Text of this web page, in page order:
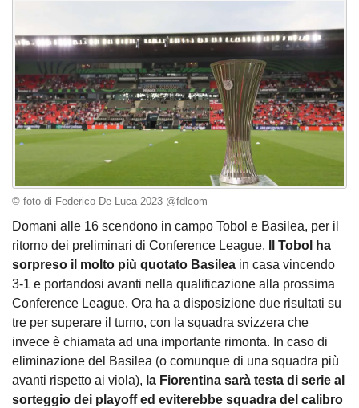
© foto di Federico De Luca 2023 @fdlcom
Domani alle 16 scendono in campo Tobol e Basilea, per il
ritorno dei preliminari di Conference League. Il Tobol ha
sorpreso il molto più quotato Basilea in casa vincendo
3-1 e portandosi avanti nella qualificazione alla prossima
Conference League. Ora ha a disposizione due risultati su
tre per superare il turno, con la squadra svizzera che
invece è chiamata ad una importante rimonta. In caso di
eliminazione del Basilea (o comunque di una squadra più
avanti rispetto ai viola), la Fiorentina sarà testa di serie al
sorteggio dei playoff ed eviterebbe squadra del calibro